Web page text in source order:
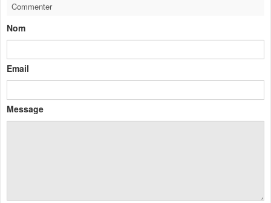
Commenter
Nom
Email
Message